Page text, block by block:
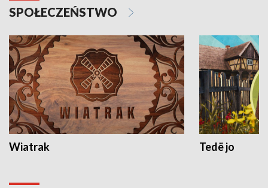
SPOŁECZEŃSTWO
Wiatrak Tedë jo